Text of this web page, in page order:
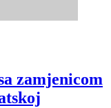
zamjenicom